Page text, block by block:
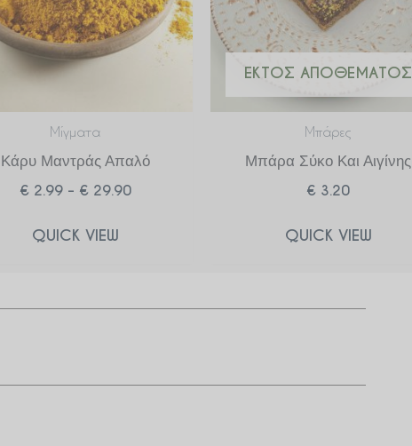
Μίγματα
Κάρυ Μαντράς Απαλό
€2.99 – €29.90
QUICK VIEW
ΕΚΤΌΣ ΑΠΟΘΈΜΑΤΟΣ
Μπάρες
Μπάρα Σύκο Και Αιγίνης
€ 3.20
QUICK VIEW